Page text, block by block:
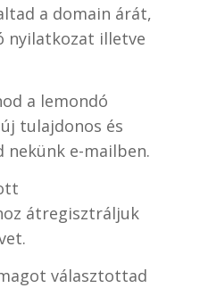
a domain árát,
nyilatkozat illetve
a lemondó
tulajdonos és
nekünk e-mailben.
átregisztráljuk
választottad